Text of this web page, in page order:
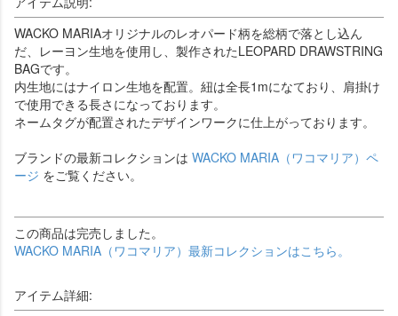
WACKO MARIAオリジナルのレオパード柄を総柄で落とし込ん
だ、レーヨン生地を使用し、製作されたLEOPARD DRAWSTRING
BAGです。
内生地にはナイロン生地を配置。紐は全長1mになており、肩掛け
で使用できる長さになっております。
ネームタグが配置されたデザインワークに仕上がっております。
ブランドの最新コレクションは WACKO MARIA（ワコマリア）ペ
ージ をご覧ください。
この商品は完売しました。
WACKO MARIA（ワコマリア）最新コレクションはこちら。
アイテム詳細: